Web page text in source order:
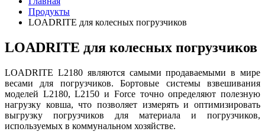
Продукты
LOADRITE для колесных погрузчиков
LOADRITE для колесных погрузчиков
LOADRITE L2180 являются самыми продаваемыми в мире
весами для погрузчиков. Бортовые системы взвешивания
моделей L2180, L2150 и Force точно определяют полезную
нагрузку ковша, что позволяет измерять и оптимизировать
выгрузку погрузчиков для материала и погрузчиков,
используемых в коммунальном хозяйстве.